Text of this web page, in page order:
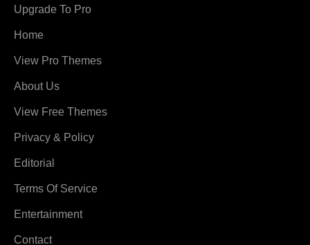
Upgrade To Pro
Home
View Pro Themes
About Us
View Free Themes
Privacy & Policy
Editorial
Terms Of Service
Entertainment
Contact